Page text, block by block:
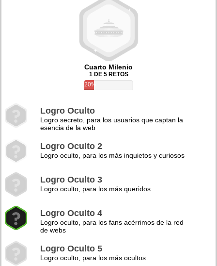
Cuarto Milenio
1 DE 5 RETOS
20%
Logro Oculto
Logro secreto, para los usuarios que captan la
esencia de la web
Logro Oculto 2
Logro oculto, para los más inquietos y curiosos
Logro Oculto 3
Logro oculto, para los más queridos
Logro Oculto 4
Logro oculto, para los fans acérrimos de la red
de webs
Logro Oculto 5
Logro oculto, para los más ocultos